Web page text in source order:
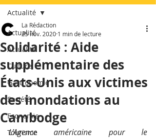
Actualité
Actualité
Culture
Gastronomie
Société
Economie
Tourisme
Actualité
Solidarité : Aide
supplémentaire des
États-Unis aux victimes
des inondations au
Cambodge
La Rédaction
25 nov. 2020 1 min de lecture
L’Agence américaine pour le